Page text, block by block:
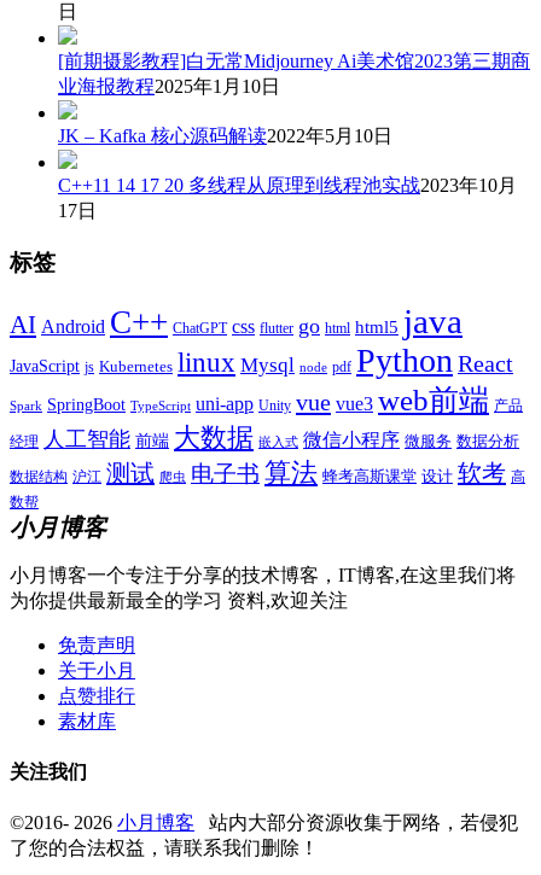
日
[前期摄影教程]白无常Midjourney Ai美术馆2023第三期商
业海报教程2025年1月10日
JK – Kafka 核心源码解读2022年5月10日
C++11 14 17 20 多线程从原理到线程池实战2023年10月
17日
标签
AI Android C++ ChatGPT css flutter go html html5 java
JavaScript js Kubernetes linux Mysql node pdf Python React
Spark SpringBoot TypeScript uni-app Unity vue vue3 web前端 产品
经理 人工智能 前端 大数据 嵌入式 微信小程序 微服务 数据分析
数据结构 沪江 测试 爬虫 电子书 算法 蜂考高斯课堂 设计 软考 高
数帮
小月博客
小月博客一个专注于分享的技术博客，IT博客,在这里我们将
为你提供最新最全的学习 资料,欢迎关注
免责声明
关于小月
点赞排行
素材库
关注我们
©2016- 2026 小月博客 站内大部分资源收集于网络，若侵犯
了您的合法权益，请联系我们删除！